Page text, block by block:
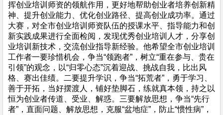
挥创业培训师资的领航作用，更好地帮助创业者培养创新精
神、提升创业能力、优化创业路径、提高创业成功率。通过
大赛，对全市创业培训师资队伍的授课水平、指导能力和创
新实践成果进行全面检阅，发现优秀创业培训人才，分享创
业培训新技术，交流创业指导新经验。他希望全市创业培训
工作者一要珍惜机会，争当“领跑者”，树立“重在参与、贵在
引领”的观念，以“归零心态”沉着迎战、挑战自我，比出风
格、赛出佳绩。二要提升学识，争当“拓荒者”，勇于学习、
善于开拓，当好摆渡人，铺好垫脚石，练就真本领，持之以
恒为创业者传道、受业、解惑。三要解放思想，争当“先行
者”，直面问题、解放思想，克服“盆地症”，防止“惯性病”，